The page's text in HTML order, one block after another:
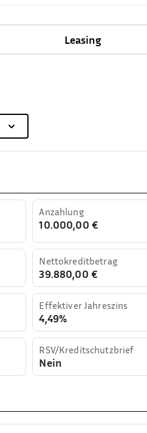
Leasing
Anzahlung
10.000,00 €
Nettokreditbetrag
39.880,00 €
Effektiver Jahreszins
4,49%
RSV/Kreditschutzbrief
Nein